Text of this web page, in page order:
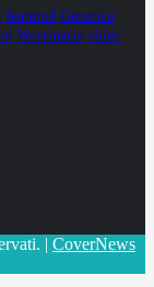
featured Genetica
Veterinaria video
| CoverNews